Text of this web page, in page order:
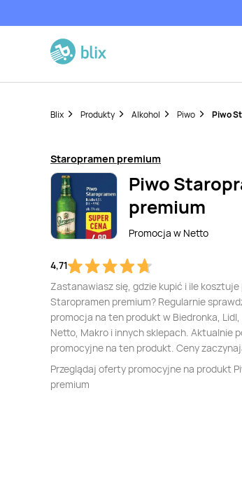
Blix Produkty Alkohol Piwo Piwo
Staropramen premium
Piwo
premium
Promocja w Netto
4,71
Zastanawiasz się, gdzie kupić i ile
Staropramen premium? Regularnie
promocja na ten produkt w Biedronka, Lidl,
Netto, Makro i innych sklepach. Aktualnie
promocyjne na ten produkt. Ceny
Przeglądaj oferty promocyjne na produkt
premium